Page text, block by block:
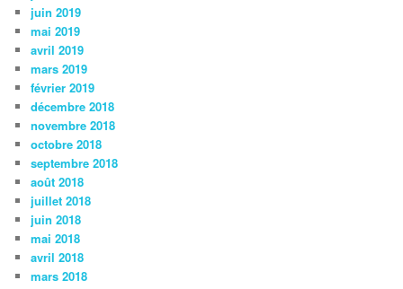
juin 2019
mai 2019
avril 2019
mars 2019
février 2019
décembre 2018
novembre 2018
octobre 2018
septembre 2018
août 2018
juillet 2018
juin 2018
mai 2018
avril 2018
mars 2018